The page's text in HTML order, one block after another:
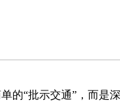
“批示交通”，而是深